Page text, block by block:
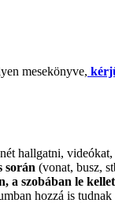
mesekönyve,
hallgatni,
során (vonat, busz,
a szobában le
hozzá is